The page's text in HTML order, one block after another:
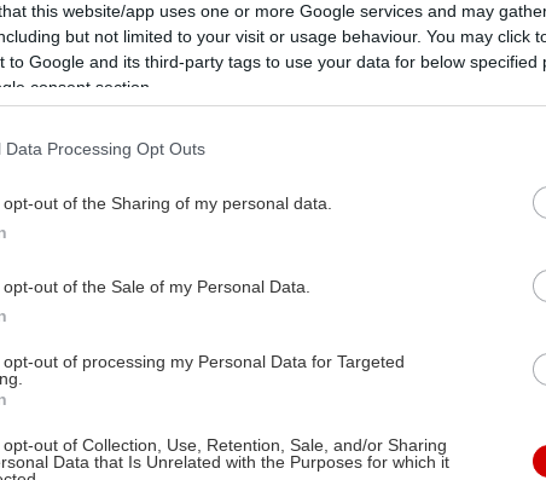
this website/app uses one or more Google services and may
but not limited to your visit or usage behaviour. You may click
to Google and its third-party tags to use your data for below specified
consent section.
Data Processing Opt Outs
out of the Sharing of my personal data.
out of the Sale of my Personal Data.
out of processing my Personal Data for Targeted
out of Collection, Use, Retention, Sale, and/or Sharing
Data that Is Unrelated with the Purposes for which it